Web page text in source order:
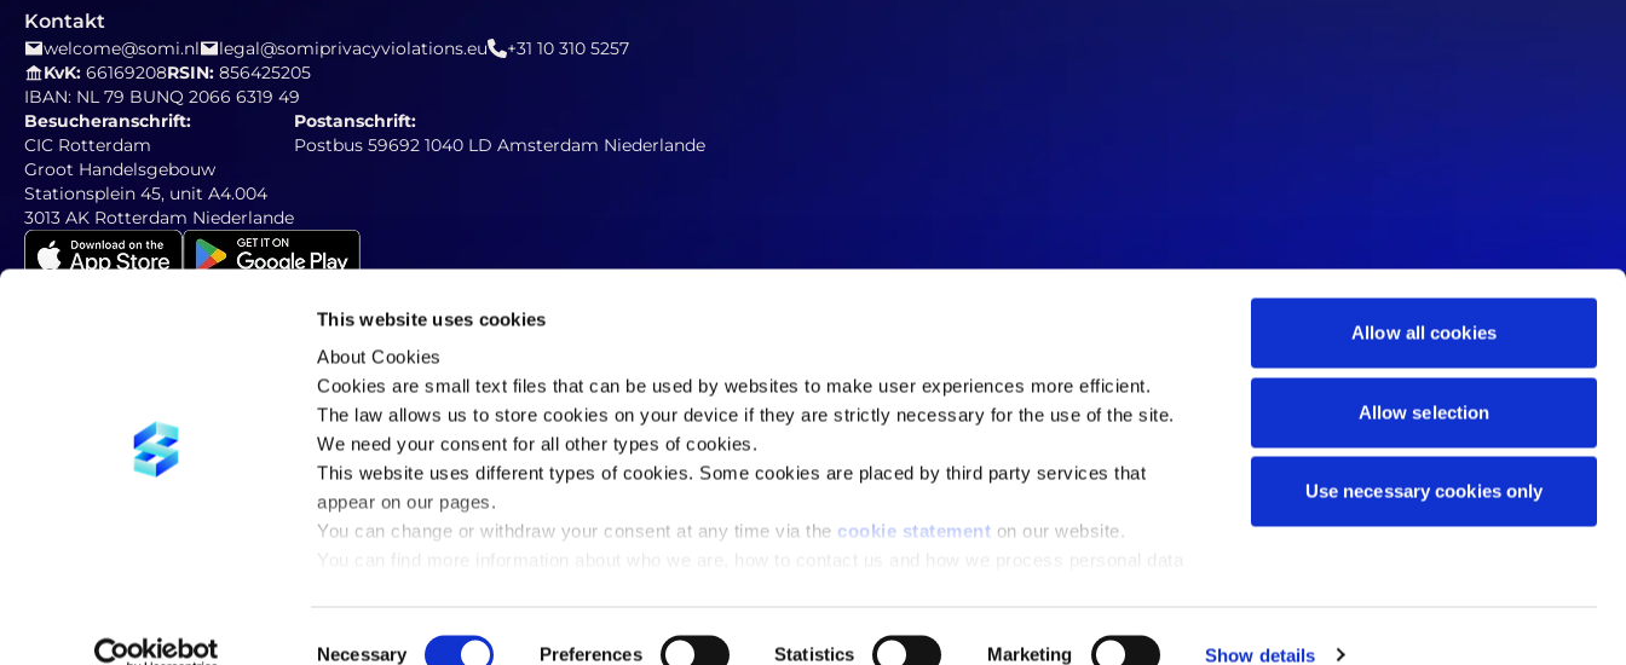
This website uses cookies
About Cookies
Cookies are small text files that can be used by websites to make user experiences more efficient.
The law allows us to store cookies on your device if they are strictly necessary for the use of the site.
We need your consent for all other types of cookies.
This website uses different types of cookies. Some cookies are placed by third party services that
appear on our pages.
You can change or withdraw your consent at any time via the cookie statement on our website.
You can find more information about who we are, how to contact us and how we process personal data
Necessary Preferences Statistics Marketing Show details
Allow all cookies
Allow selection
Use necessary cookies only
Kontakt
welcome@somi.nl legal@somiprivacyviolations.eu
+31 10 310 5257
KvK: 66169208RSIN: 856425205
IBAN: NL 79 BUNQ 2066 6319 49
Besucheranschrift:
CIC Rotterdam
Groot Handelsgebouw
Stationsplein 45, unit A4.004
3013 AK Rotterdam Niederlande
Postanschrift:
Postbus 59692 1040 LD Amsterdam Niederlande
Abonnieren Sie unseren Newsletter
Geben Sie unten Ihre E-Mail-Adresse ein
Kontaktieren Sie uns jetzt
Copyright © 2026 Stiftung für Marktinformationsforschung (SOMI)